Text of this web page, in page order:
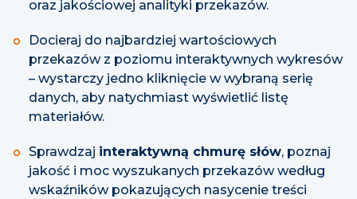
oraz jakościowej analityki przekazów.
Docieraj do najbardziej wartościowych
przekazów z poziomu interaktywnych wykresów
– wystarczy jedno kliknięcie w wybraną serię
danych, aby natychmiast wyświetlić listę
materiałów.
Sprawdzaj interaktywną chmurę słów, poznaj
jakość i moc wyszukanych przekazów według
wskaźników pokazujących nasycenie treści